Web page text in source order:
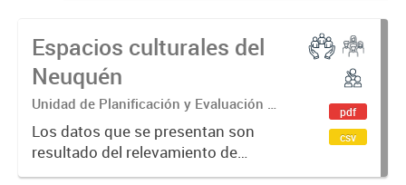
Espacios culturales del
Neuquén
Unidad de Planificación y Evaluación de
Políticas Sociales (UPEPS).
Observatorio de Deportes, Actividad
Física y Cultura (ODAFyC).
Los datos que se presentan son
resultado del relevamiento de
espacios culturales de la provincia
pdf
csv